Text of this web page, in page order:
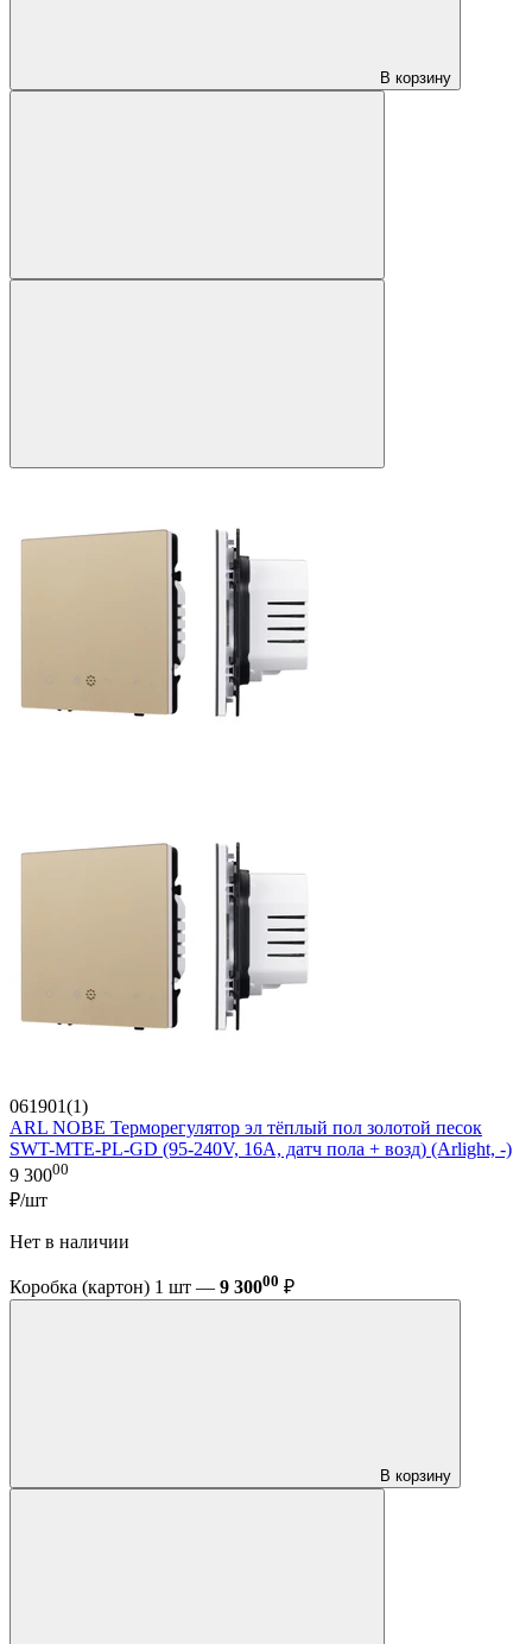
В корзину
061901(1)
ARL NOBE Терморегулятор эл тёплый пол золотой песок
SWT-MTE-PL-GD (95-240V, 16A, датч пола + возд) (Arlight, -)
9 30000
₽/шт
Нет в наличии
Коробка (картон) 1 шт — 9 30000 ₽
В корзину